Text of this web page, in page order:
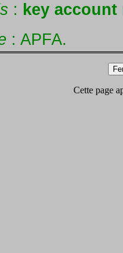
: key account
: APFA.
Cette page